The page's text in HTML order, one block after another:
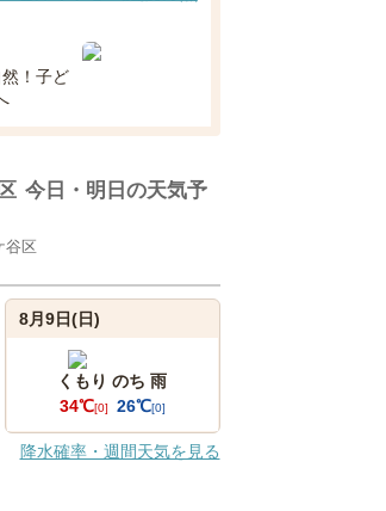
！子ど
今日・明日の天気予
谷区
8月9日(日)
くもり のち 雨
34℃[0] 26℃[0]
降水確率・週間天気を見る